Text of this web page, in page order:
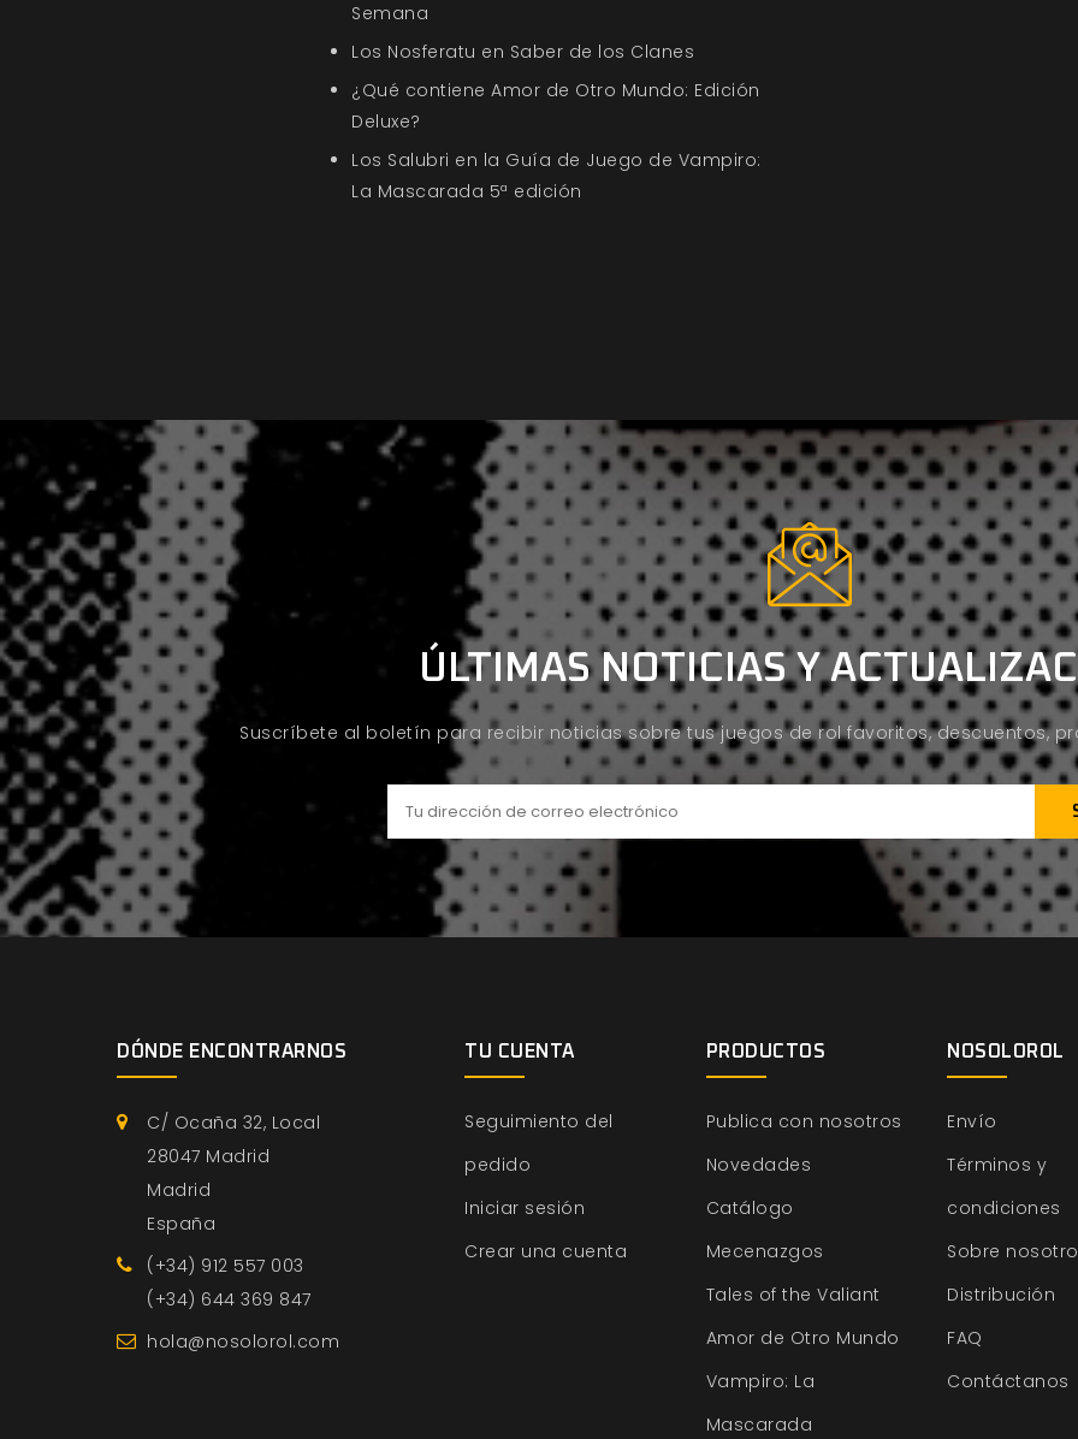
Semana
Los Nosferatu en Saber de los Clanes
¿Qué contiene Amor de Otro Mundo: Edición
Deluxe?
Los Salubri en la Guía de Juego de Vampiro:
La Mascarada 5ª edición
ÚLTIMAS NOTICIAS Y
Suscríbete al boletín para recibir noticias sobre tus juegos de rol favoritos, descuentos,
DÓNDE ENCONTRARNOS
C/ Ocaña 32, Local
28047 Madrid
Madrid
España
(+34) 912 557 003
(+34) 644 369 847
hola@nosolorol.com
TU CUENTA
Seguimiento del
pedido
Iniciar sesión
Crear una cuenta
PRODUCTOS
Publica con nosotros
Novedades
Catálogo
Mecenazgos
Tales of the Valiant
Amor de Otro Mundo
Vampiro: La
Mascarada
NOSOLOROL
Envío
Términos y
condiciones
Sobre
Distribución
FAQ
Contáctanos